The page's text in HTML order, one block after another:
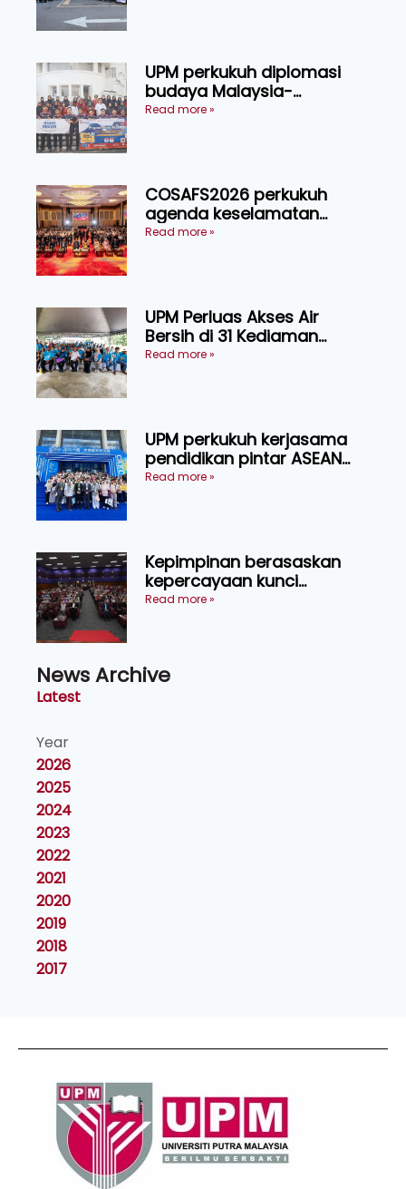
UPM perkukuh diplomasi
budaya Malaysia-
Indonesia melalui Narasi
Read more »
COSAFS2026 perkukuh
agenda keselamatan
makanan, AgriHub pacu
Read more »
UPM Perluas Akses Air
Bersih di 31 Kediaman
Orang Asli Tasik Chini
Read more »
UPM perkukuh kerjasama
pendidikan pintar ASEAN
menerusi lawatan rasmi ke
Read more »
Kepimpinan berasaskan
kepercayaan kunci
kecemerlangan institusi -
Read more »
News Archive
Latest
Year
2026
2025
2024
2023
2022
2021
2020
2019
2018
2017